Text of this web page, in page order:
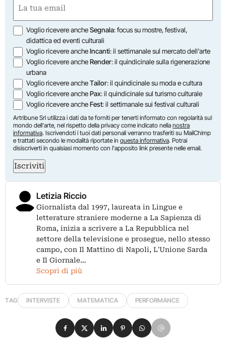
(Obbligatorio)
Opzioni
Voglio ricevere ancheSegnala: focus su mostre, festival,
didattica ed eventi culturali
Voglio ricevere ancheIncanti: il settimanale sul mercato dell'arte
Voglio ricevere ancheRender: il quindicinale sulla rigenerazione
urbana
Voglio ricevere ancheTailor: il quindicinale su moda e cultura
Voglio ricevere anchePax: il quindicinale sul turismo culturale
Voglio ricevere ancheFest: il settimanale sui festival culturali
Artribune Srl utilizza i dati da te forniti per tenerti informato con regolarità sul
mondo dell'arte, nel rispetto della privacy come indicato nella nostra
informativa. Iscrivendoti i tuoi dati personali verranno trasferiti su MailChimp
e trattati secondo le modalità riportate in questa informativa. Potrai
disiscriverti in qualsiasi momento con l'apposito link presente nelle email.
Iscriviti
Letizia Riccio
Giornalista dal 1997, laureata in Lingue e
letterature straniere moderne a La Sapienza di
Roma, inizia a scrivere a La Repubblica nel
settore della televisione e prosegue, nello stesso
campo, con Il Mattino di Napoli, L'Unione Sarda
e Il Giornale…
Scopri di più
TAG INTERVISTE MATEMATICA PERFORMANCE
Condividi su Facebook
Condividi su X
Condividi su LinkedIn
Condividi su Pinterest
Condividi su WhatsApp
Condividi su Email